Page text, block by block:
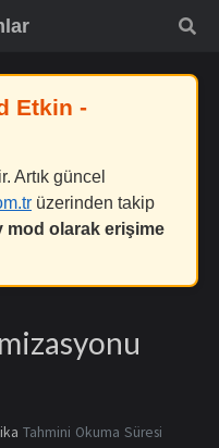
Etkin -
Artık güncel
üzerinden takip
mod olarak erişime
Tahmini Okuma Süresi